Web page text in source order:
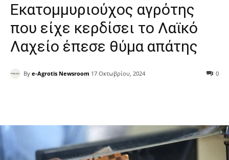
Εκατομμυριούχος αγρότης
που είχε κερδίσει το Λαϊκό
Λαχείο έπεσε θύμα απάτης
By e-Agrotis Newsroom 17 Οκτωβρίου, 2024 0